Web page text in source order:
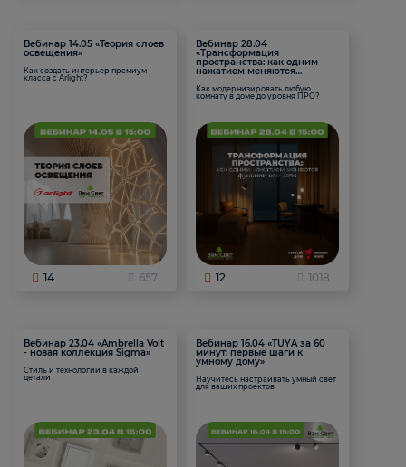
Вебинар 14.05 «Теория слоев
освещения»
Как создать интерьер премиум-
класса с Arlight?
14 657
Вебинар 28.04
«Трансформация
пространства: как одним
нажатием меняются
Как модернизировать любую
комнату в доме до уровня ПРО?
12 1018
Вебинар 23.04 «Ambrella Volt
- новая коллекция Sigma»
Стиль и технологии в каждой
детали
Вебинар 16.04 «TUYA за 60
минут: первые шаги к
умному дому»
Научитесь настраивать умный свет
для ваших проектов